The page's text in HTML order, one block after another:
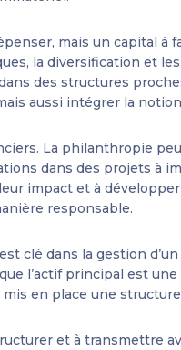
mais un capital à
la diversification et
des structures
aussi intégrer la
La philanthropie
dans des projets à
impact et à
responsable.
clé dans la gestion
l’actif principal est
en place une
et à transmettre